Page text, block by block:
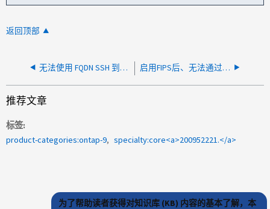
返回顶部
无法使用 FQDN SSH 到集群管理 启用FIPS后、无法通过SSH连接到集群或SVM管理
推荐文章
标签
product-categories:ontap-9
specialty:core<a>200952221.</a>
为了帮助读者获得对知识库 (KB) 内容的基本了解，本